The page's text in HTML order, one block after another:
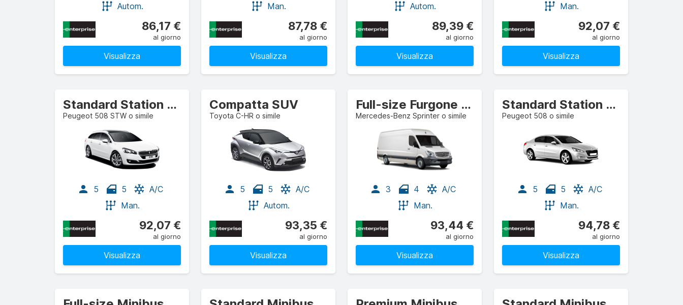
Autom.
86,17 €
al giorno
Visualizza
Man.
87,78 €
al giorno
Visualizza
Autom.
89,39 €
al giorno
Visualizza
Man.
92,07 €
al giorno
Visualizza
Standard Station wagon
Peugeot 508 STW o simile
5 5
A/C
Man.
92,07 €
al giorno
Visualizza
Compatta SUV
Toyota C-HR o simile
5 5
A/C
Autom.
93,35 €
al giorno
Visualizza
Full-size Furgone commerciale/autocarro
Mercedes-Benz Sprinter o simile
3 4
A/C
Man.
93,44 €
al giorno
Visualizza
Standard Station wagon
Peugeot 508 o simile
5 5
A/C
Man.
94,78 €
al giorno
Visualizza